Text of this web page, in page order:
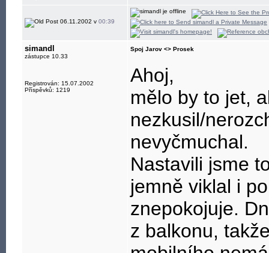
06.11.2002 v 00:39
simandl
zástupce 10.33
Registrován: 15.07.2002
Příspěvků: 1219
Spoj Jarov <> Prosek
Ahoj,
mělo by to jet,
nezkusil/
nevyčmuchal.
Nastavili jsme
jemně viklal i
znepokojuje.
z balkonu,